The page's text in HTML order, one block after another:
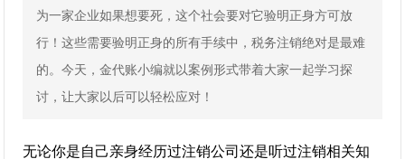
诚聘英才
企业登录
为一家企业如果想要死，这个社会要对它验明正身方可放
行！这些需要验明正身的所有手续中，税务注销绝对是最难
的。今天，金代账小编就以案例形式带着大家一起学习探
讨，让大家以后可以轻松应对！
无论你是自己亲身经历过注销公司还是听过注销相关知